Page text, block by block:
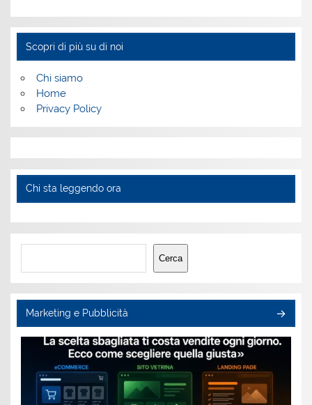
Scopri di più su di noi
Chi siamo
Home
Privacy Policy
Chi sta leggendo ora
Cerca
Cerca
Marketing e Pubblicità